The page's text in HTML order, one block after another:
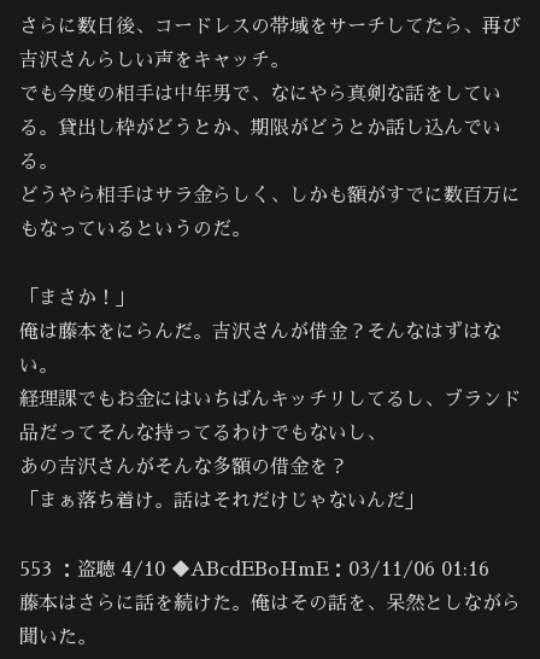
さらに数日後、コードレスの帯域をサーチしてたら、再び
吉沢さんらしい声をキャッチ。
でも今度の相手は中年男で、なにやら真剣な話をしてい
る。貸出し枠がどうとか、期限がどうとか話し込んでい
る。
どうやら相手はサラ金らしく、しかも額がすでに数百万に
もなっているというのだ。
「まさか！」
俺は藤本をにらんだ。吉沢さんが借金？そんなはずはな
い。
経理課でもお金にはいちばんキッチリしてるし、ブランド
品だってそんな持ってるわけでもないし、
あの吉沢さんがそんな多額の借金を？
「まぁ落ち着け。話はそれだけじゃないんだ」
553 ：盗聴 4/10 ◆ABcdEBoHmE：03/11/06 01:16
藤本はさらに話を続けた。俺はその話を、呆然としながら
聞いた。